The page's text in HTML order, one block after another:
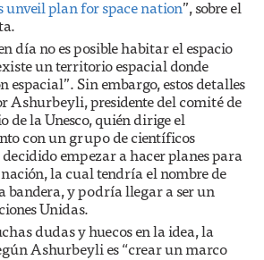
unveil plan for space nation”, sobre el
día no es posible habitar el espacio
un territorio espacial donde
espacial”. Sin embargo, estos detalles
Ashurbeyli, presidente del comité de
de la Unesco, quién dirige el
con un grupo de científicos
empezar a hacer planes para
la cual tendría el nombre de
bandera, y podría llegar a ser un
Unidas.
dudas y huecos en la idea, la
Ashurbeyli es “crear un marco